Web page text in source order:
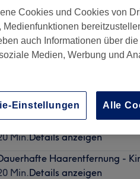
Min.Details anzeigen
Haarentfernung -
Min.Details anzeigen
Haarentfernung -
Min.Details anzeigen
Cookies und Cookies von
Medienfunktionen
auch Informationen über
Medien, Werbung und
Einstellungen Alle